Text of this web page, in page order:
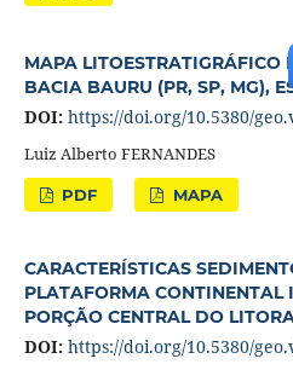
MAPA LITOESTRATIGRÁFICO
BACIA BAURU (PR, SP, MG),
DOI: https://doi.org/10.5380/
Luiz Alberto FERNANDES
PDF MAPA
CARACTERÍSTICAS
PLATAFORMA CONTINENTAL
PORÇÃO CENTRAL DO
DOI: https://doi.org/10.5380/